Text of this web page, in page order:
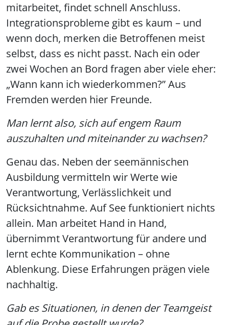
mitarbeitet, findet schnell Anschluss.
Integrationsprobleme gibt es kaum – und
wenn doch, merken die Betroffenen meist
selbst, dass es nicht passt. Nach ein oder
zwei Wochen an Bord fragen aber viele eher:
„Wann kann ich wiederkommen?” Aus
Fremden werden hier Freunde.
Man lernt also, sich auf engem Raum
auszuhalten und miteinander zu wachsen?
Genau das. Neben der seemännischen
Ausbildung vermitteln wir Werte wie
Verantwortung, Verlässlichkeit und
Rücksichtnahme. Auf See funktioniert nichts
allein. Man arbeitet Hand in Hand,
übernimmt Verantwortung für andere und
lernt echte Kommunikation – ohne
Ablenkung. Diese Erfahrungen prägen viele
nachhaltig.
Gab es Situationen, in denen der Teamgeist